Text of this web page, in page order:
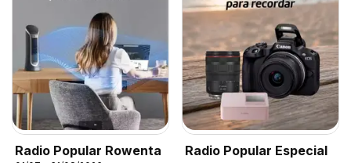
Radio Popular Rowenta
Radio Popular Especial